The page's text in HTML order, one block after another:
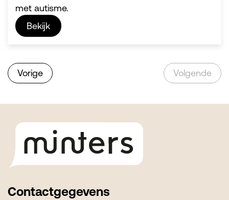
met autisme.
Bekijk
Vorige Volgende
Contactgegevens